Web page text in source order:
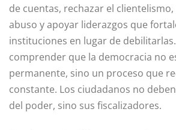
de cuentas, rechazar el
abuso y apoyar liderazgos que
instituciones en lugar de
comprender que la democracia no
permanente, sino un proceso que
constante. Los ciudadanos no
del poder, sino sus fiscalizadores.